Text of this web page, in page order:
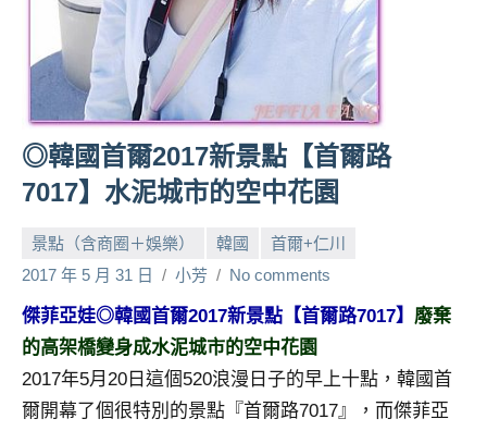
節
賓、
News
金
號
節
班
底、
外
景
◎韓國首爾2017新景點【首爾路
7017】水泥城市的空中花園
景點（含商圈＋娛樂） 韓國
首爾+仁川
2017 年 5 月 31 日
小芳 No comments
傑菲亞娃◎韓國首爾2017新景點【首爾路7017】 廢棄
的高架橋變身成水泥城市的空中花園
2017年5月20日這個520浪漫日子的早上十點，韓國首
爾開幕了個很特別的景點『首爾路7017』，而傑菲亞